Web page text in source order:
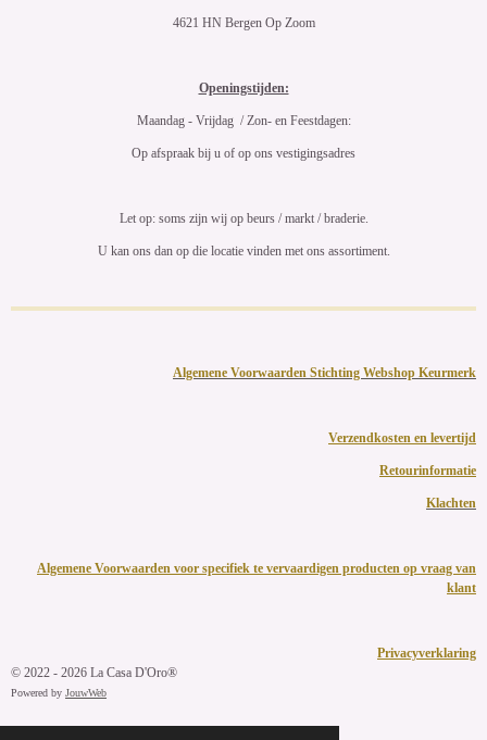
4621 HN Bergen Op Zoom
Openingstijden:
Maandag - Vrijdag / Zon- en Feestdagen:
Op afspraak bij u of op ons vestigingsadres
Let op: soms zijn wij op beurs / markt / braderie.
U kan ons dan op die locatie vinden met ons assortiment.
Algemene Voorwaarden Stichting Webshop Keurmerk
Verzendkosten en levertijd
Retourinformatie
Klachten
Algemene Voorwaarden voor specifiek te vervaardigen producten op vraag van
klant
Privacyverklaring
© 2022 - 2026 La Casa D'Oro®
Powered by JouwWeb